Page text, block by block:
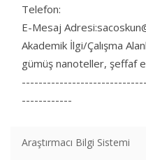
Telefon:
E-Mesaj
Akademik İlgi/Çalışma
gümüş nanoteller, şeffaf
------------
Araştırmacı Bilgi Sistemi